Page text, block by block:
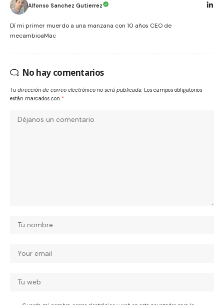
Alfonso Sanchez Gutierrez
Dí mi primer muerdo a una manzana con 10 años CEO de
mecambioaMac
No hay comentarios
Tu dirección de correo electrónico no será publicada. Los campos obligatorios
están marcados con *